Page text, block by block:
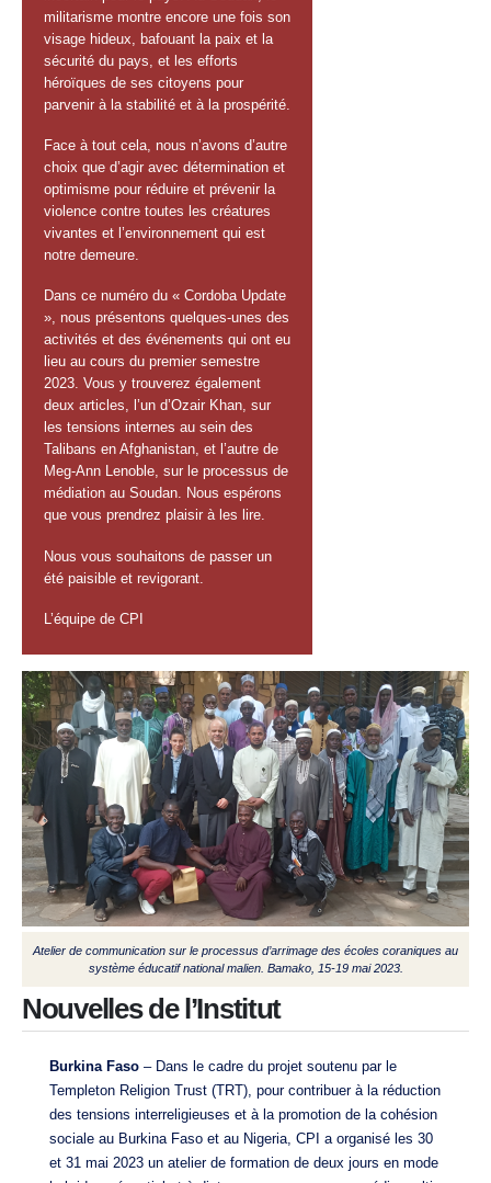
militarisme montre encore une fois son
visage hideux, bafouant la paix et la
sécurité du pays, et les efforts
héroïques de ses citoyens pour
parvenir à la stabilité et à la prospérité.
Face à tout cela, nous n’avons d’autre
choix que d’agir avec détermination et
optimisme pour réduire et prévenir la
violence contre toutes les créatures
vivantes et l’environnement qui est
notre demeure.
Dans ce numéro du « Cordoba Update
», nous présentons quelques-unes des
activités et des événements qui ont eu
lieu au cours du premier semestre
2023. Vous y trouverez également
deux articles, l’un d’Ozair Khan, sur
les tensions internes au sein des
Talibans en Afghanistan, et l’autre de
Meg-Ann Lenoble, sur le processus de
médiation au Soudan. Nous espérons
que vous prendrez plaisir à les lire.
Nous vous souhaitons de passer un
été paisible et revigorant.
L’équipe de CPI
Atelier de communication sur le processus d’arrimage des écoles coraniques au
système éducatif national malien. Bamako, 15-19 mai 2023.
Nouvelles de l’Institut
Burkina Faso – Dans le cadre du projet soutenu par le
Templeton Religion Trust (TRT), pour contribuer à la réduction
des tensions interreligieuses et à la promotion de la cohésion
sociale au Burkina Faso et au Nigeria, CPI a organisé les 30
et 31 mai 2023 un atelier de formation de deux jours en mode